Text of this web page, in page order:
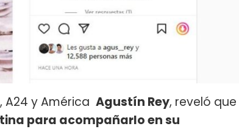
A24 y América Agustín Rey, reveló que
para acompañarlo en su